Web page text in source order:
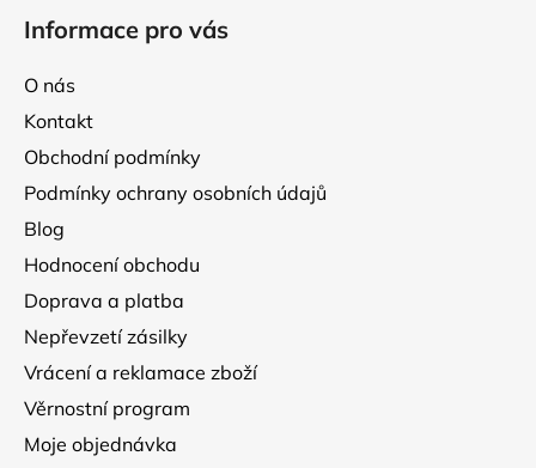
Informace pro vás
O nás
Kontakt
Obchodní podmínky
Podmínky ochrany osobních údajů
Blog
Hodnocení obchodu
Doprava a platba
Nepřevzetí zásilky
Vrácení a reklamace zboží
Věrnostní program
Moje objednávka